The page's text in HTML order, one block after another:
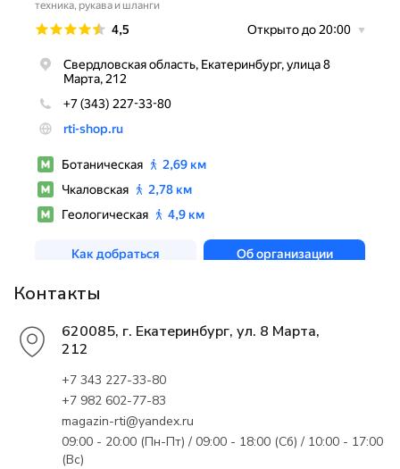
Контакты
620085, г. Екатеринбург, ул. 8 Марта,
212
+7 343 227-33-80
+7 982 602-77-83
magazin-rti@yandex.ru
09:00 - 20:00 (Пн-Пт) / 09:00 - 18:00 (Сб) / 10:00 - 17:00
(Вс)